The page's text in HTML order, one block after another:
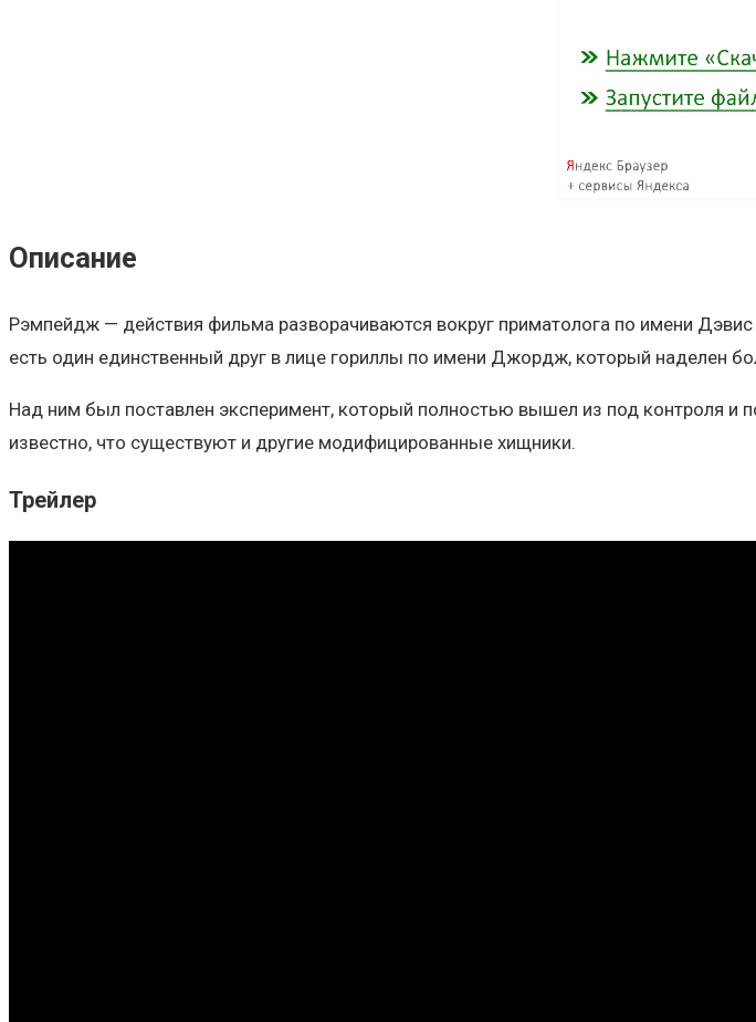
Описание
Рэмпейдж — действия фильма разворачиваются вокруг приматолога по имени
есть один единственный друг в лице гориллы по имени Джордж, который наделен
Над ним был поставлен эксперимент, который полностью вышел из под контроля и
известно, что существуют и другие модифицированные хищники.
Трейлер